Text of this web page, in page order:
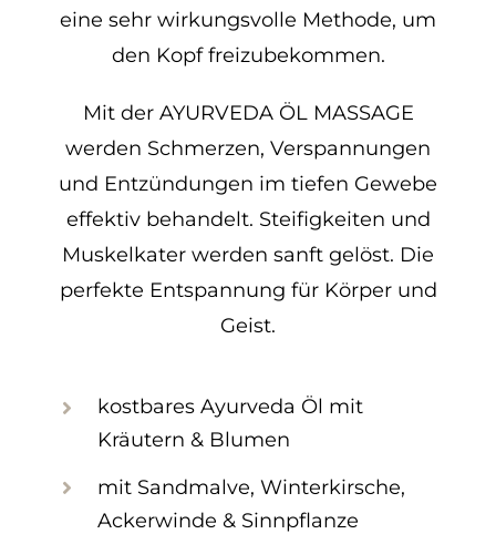
eine sehr wirkungsvolle Methode, um
den Kopf freizubekommen.
Mit der AYURVEDA ÖL MASSAGE
werden Schmerzen, Verspannungen
und Entzündungen im tiefen Gewebe
effektiv behandelt. Steifigkeiten und
Muskelkater werden sanft gelöst. Die
perfekte Entspannung für Körper und
Geist.
kostbares Ayurveda Öl mit
Kräutern & Blumen
mit Sandmalve, Winterkirsche,
Ackerwinde & Sinnpflanze